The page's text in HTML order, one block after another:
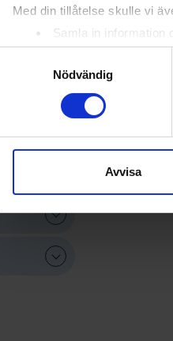
Med din tillåtelse skulle vi
Samla in information
Identifiera din enhet
Ta reda på mer om hur
eller dra tillbaka ditt
sociala medier och
till de sociala medier och
Nödvändig
Avvisa